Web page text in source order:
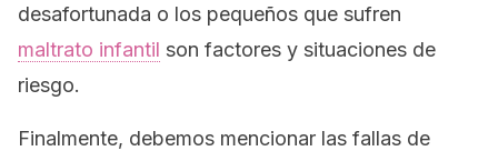
desafortunada o los pequeños que sufren
maltrato infantil son factores y situaciones de
riesgo.
Finalmente, debemos mencionar las fallas de